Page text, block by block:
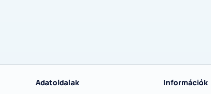
Adatoldalak Információk